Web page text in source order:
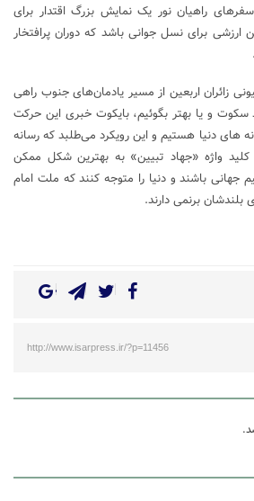
راهیان نور یک نمایش بزرگ اقتدار برای
برای نسل جوانی باشد که دوران پرافتخار
زائران اربعین از مسیر یادمان‌های جنوب راهی
و یا بهتر بگوئیم، بایکوت خبری این حرکت
های دنیا هستیم و این رویکرد می‌طلبد که رسانه
واژه «جهاد تبیین» به بهترین شکل ممکن
جهانی باشند و دنیا را متوجه کنند که ملت امام
برنمی دارند.
http://www.isarpress.ir/?p=11456